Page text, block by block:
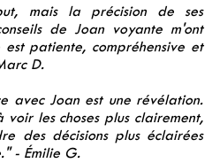
mais la précision de ses
de Joan voyante m'ont
patiente, compréhensive et
D.
avec Joan est une révélation.
voir les choses plus clairement,
des décisions plus éclairées
- Émilie G.